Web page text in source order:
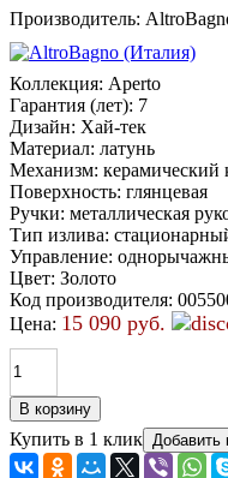
Производитель:
Коллекция: Aperto
Гарантия (лет): 7
Дизайн: Хай-тек
Материал: латунь
Механизм: керамический
Поверхность: глянцевая
Ручки: металлическая
Тип излива:
Управление:
Цвет: Золото
Код производителя:
Цена: 15 090 руб.
Купить в 1 клик